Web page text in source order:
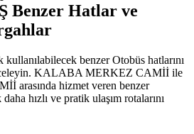
Benzer Hatlar ve
benzer Otobüs hatlarını
KALABA MERKEZ CAMİİ ile
arasında hizmet veren benzer
hızlı ve pratik ulaşım rotalarını